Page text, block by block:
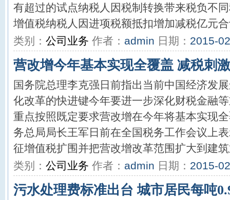
有超过的试点纳税人因税制转换带来税负不
增值税纳税人因进项税额抵扣增加减税亿元
类别： 公司业务 作者： admin 日期： 2015-
营改增今年基本实现全覆盖 减税刺
国务院总理李克强日前指出当前中国经济发
化改革的快进键今年要进一步深化财税金融
重点按照既定要求营改增在今年将基本实现
务总局局长王军日前在全国税务工作会议上
征增值税扩围并把营改增改革范围扩大到建
类别： 公司业务 作者： admin 日期： 2015-
污水处理费标准出台 城市居民每吨